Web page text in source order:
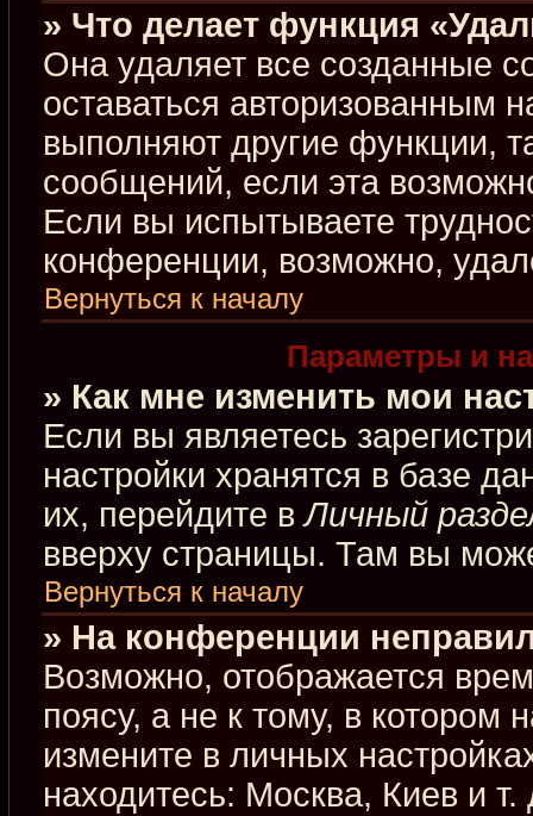
» Что делает функция
Она удаляет все созданные
оставаться авторизованным
выполняют другие функции,
сообщений, если эта
Если вы испытываете
конференции, возможно,
Вернуться к началу
Параметры и
» Как мне изменить мои
Если вы являетесь
настройки хранятся в базе
их, перейдите вЛичный
вверху страницы. Там вы
Вернуться к началу
» На конференции
Возможно, отображается
поясу, а не к тому, в котором
измените в личных
находитесь: Москва, Киев и